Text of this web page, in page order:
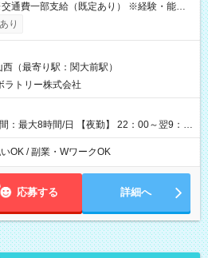
通費一部支給（既定あり） ※経験・能力を
時
、本採用時と異なる部分があります。 雇
じです。 給与：時給 1,610円以上
り
（最寄り駅：関大前駅）
ラトリー株式会社
：最大8時間/日 【夜勤】 22：00～翌9：
■24時から翌9時 など ※上記の時間
週同じ曜日での勤務となります）
OK / 副業・WワークOK
応募する 詳細へ